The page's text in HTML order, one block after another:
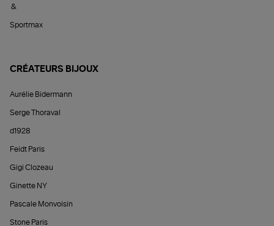
&
Sportmax
CRÉATEURS BIJOUX
Aurélie Bidermann
Serge Thoraval
d1928
Feidt Paris
Gigi Clozeau
Ginette NY
Pascale Monvoisin
Stone Paris